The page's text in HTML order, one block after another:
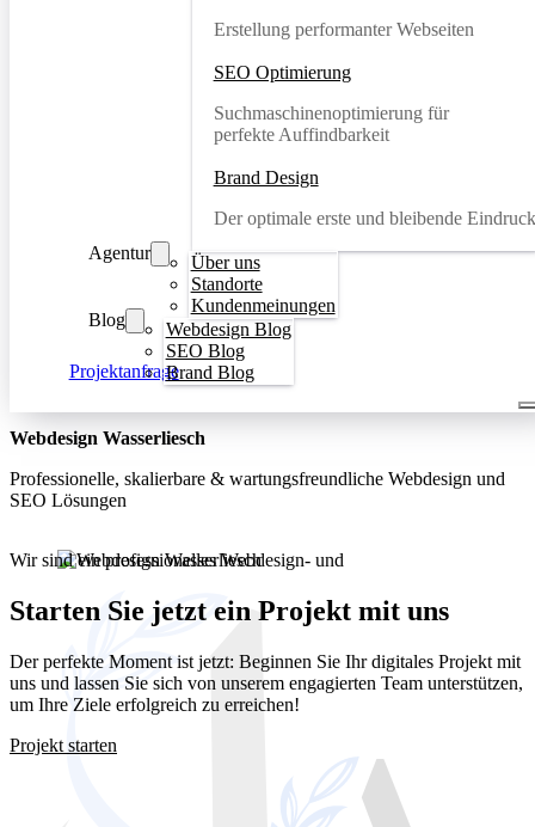
Erstellung performanter Webseiten
SEO Optimierung
Suchmaschinenoptimierung für
perfekte Auffindbarkeit
Brand Design
Der optimale erste und bleibende Eindruck
Agentur
Über uns
Standorte
Kundenmeinungen
Blog
Webdesign Blog
SEO Blog
Brand Blog
Projektanfrage
Webdesign Wasserliesch
Professionelle, skalierbare & wartungsfreundliche Webdesign und
SEO Lösungen
Wir sind ein professionelles Webdesign- und
und kostengünstige Webdesignlösungen
Starten Sie jetzt ein Projekt mit uns
Der perfekte Moment ist jetzt: Beginnen Sie Ihr digitales Projekt mit
uns und lassen Sie sich von unserem engagierten Team unterstützen,
um Ihre Ziele erfolgreich zu erreichen!
Projekt starten
Webdesign Wasserliesch: Ihre professionelle Website für lokalen